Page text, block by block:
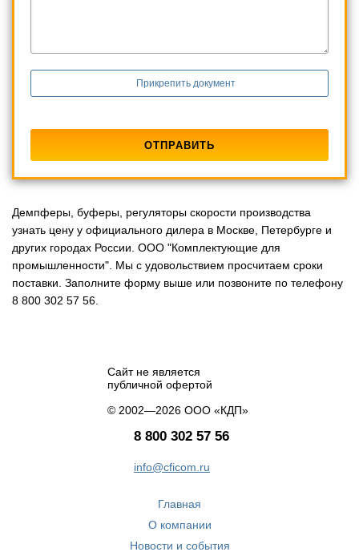
Прикрепить документ
Демпферы, буферы, регуляторы скорости производства
узнать цену у официального дилера в Москве, Петербурге и
других городах России. ООО "Комплектующие для
промышленности". Мы с удовольствием просчитаем сроки
поставки. Заполните форму выше или позвоните по телефону
8 800 302 57 56.
Сайт не является
публичной офертой
© 2002—2026 ООО «КДП»
8 800 302 57 56
info@cficom.ru
Главная
О компании
Новости и события